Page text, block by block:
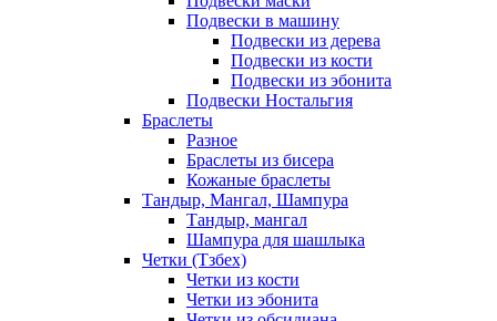
Подвески в машину
Подвески из дерева
Подвески из кости
Подвески из эбонита
Подвески Ностальгия
Браслеты
Разное
Браслеты из бисера
Кожаные браслеты
Тандыр, Мангал, Шампура
Тандыр, мангал
Шампура для шашлыка
Четки (Тзбех)
Четки из кости
Четки из эбонита